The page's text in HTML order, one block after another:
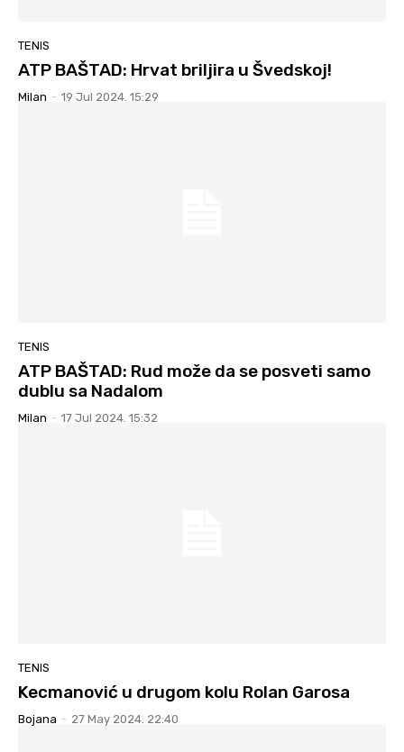
TENIS
ATP BAŠTAD: Hrvat briljira u Švedskoj!
Milan - 19 Jul 2024. 15:29
TENIS
ATP BAŠTAD: Rud može da se posveti samo
dublu sa Nadalom
Milan - 17 Jul 2024. 15:32
TENIS
Kecmanović u drugom kolu Rolan Garosa
Bojana - 27 May 2024. 22:40